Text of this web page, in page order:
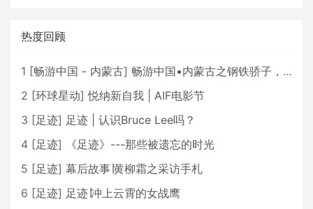
热度回顾
1 [畅游中国 - 内蒙古] 畅游中国•内蒙古之钢铁骄子，魅力包头
2 [环球星动] 悦纳新自我 | AIF电影节
3 [足迹] 足迹 | 认识Bruce Lee吗？
4 [足迹]
《足迹》---那些被遗忘的时光
5 [足迹] 幕后故事∣黄柳霜之采访手札
6 [足迹] 足迹∣冲上云霄的女战鹰